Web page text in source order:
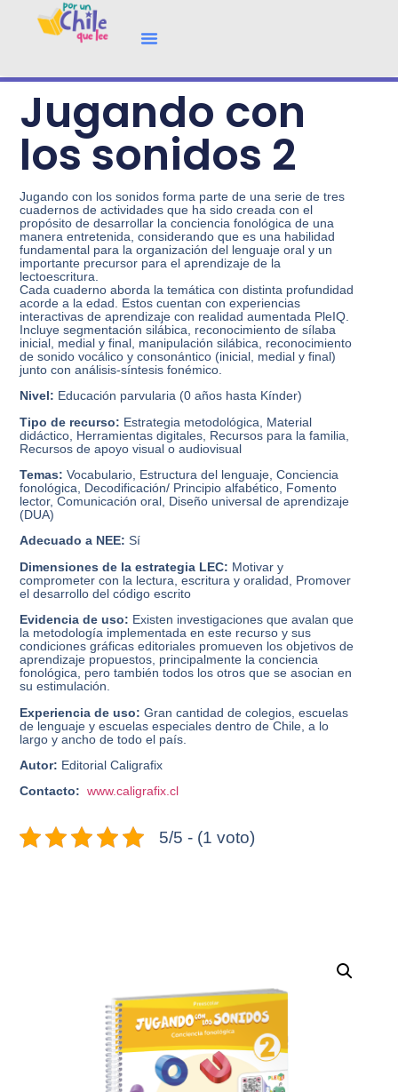
Jugando con
los sonidos 2
Jugando con los sonidos forma parte de una serie de tres
cuadernos de actividades que ha sido creada con el
propósito de desarrollar la conciencia fonológica de una
manera entretenida, considerando que es una habilidad
fundamental para la organización del lenguaje oral y un
importante precursor para el aprendizaje de la
lectoescritura.
Cada cuaderno aborda la temática con distinta profundidad
acorde a la edad. Estos cuentan con experiencias
interactivas de aprendizaje con realidad aumentada PleIQ.
Incluye segmentación silábica, reconocimiento de sílaba
inicial, medial y final, manipulación silábica, reconocimiento
de sonido vocálico y consonántico (inicial, medial y final)
junto con análisis-síntesis fonémico.
Nivel: Educación parvularia (0 años hasta Kínder)
Tipo de recurso: Estrategia metodológica, Material
didáctico, Herramientas digitales, Recursos para la familia,
Recursos de apoyo visual o audiovisual
Temas: Vocabulario, Estructura del lenguaje, Conciencia
fonológica, Decodificación/ Principio alfabético, Fomento
lector, Comunicación oral, Diseño universal de aprendizaje
(DUA)
Adecuado a NEE: Sí
Dimensiones de la estrategia LEC: Motivar y
comprometer con la lectura, escritura y oralidad, Promover
el desarrollo del código escrito
Evidencia de uso: Existen investigaciones que avalan que
la metodología implementada en este recurso y sus
condiciones gráficas editoriales promueven los objetivos de
aprendizaje propuestos, principalmente la conciencia
fonológica, pero también todos los otros que se asocian en
su estimulación.
Experiencia de uso: Gran cantidad de colegios, escuelas
de lenguaje y escuelas especiales dentro de Chile, a lo
largo y ancho de todo el país.
Autor: Editorial Caligrafix
Contacto:www.caligrafix.cl
5/5 - (1 voto)